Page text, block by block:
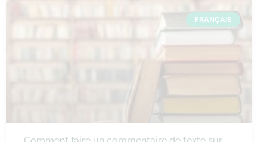
FRANÇAIS